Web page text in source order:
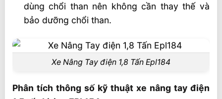
dùng chổi than nên không cần thay thế và
bảo dưỡng chổi than.
Xe Nâng Tay điện 1,8 Tấn Epl184
Phân tích thông số kỹ thuật xe nâng tay điện